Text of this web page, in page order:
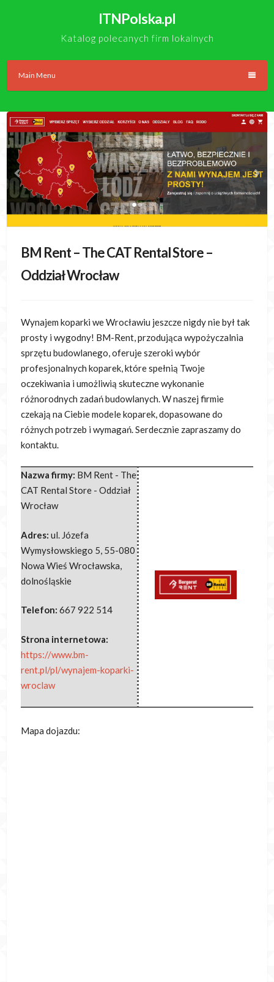
ITNPolska.pl
Katalog polecanych firm lokalnych
Main Menu
BM Rent – The CAT Rental Store –
Oddział Wrocław
Wynajem koparki we Wrocławiu jeszcze nigdy nie był tak
prosty i wygodny! BM-Rent, przodująca wypożyczalnia
sprzętu budowlanego, oferuje szeroki wybór
profesjonalnych koparek, które spełnią Twoje
oczekiwania i umożliwią skuteczne wykonanie
różnorodnych zadań budowlanych. W naszej firmie
czekają na Ciebie modele koparek, dopasowane do
różnych potrzeb i wymagań. Serdecznie zapraszamy do
kontaktu.
Nazwa firmy: BM Rent - The
CAT Rental Store - Oddział
Wrocław
Adres: ul. Józefa
Wymysłowskiego 5, 55-080
Nowa Wieś Wrocławska,
dolnośląskie
Telefon: 667 922 514
Strona internetowa:
https://www.bm-
rent.pl/pl/wynajem-koparki-
wroclaw
Mapa dojazdu: